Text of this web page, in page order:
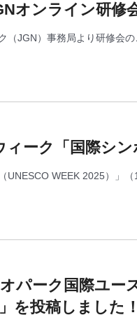
オンライン研修
（JGN）事務局より研修
ーク「国際シ
UNESCO WEEK 2025）
パーク国際ユー
を投稿しました！